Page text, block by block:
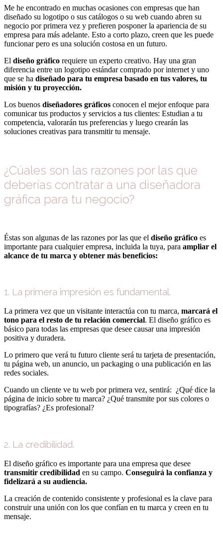
Me he encontrado en muchas ocasiones con empresas que han
diseñado su logotipo o sus catálogos o su web cuando abren su
negocio por primera vez y prefieren posponer la apariencia de su
empresa para más adelante. Esto a corto plazo, creen que les puede
funcionar pero es una solución costosa en un futuro.
El diseño gráfico requiere un experto creativo. Hay una gran
diferencia entre un logotipo estándar comprado por internet y uno
que se ha diseñado para tu empresa basado en tus valores, tu
misión y tu proyección.
Los buenos diseñadores gráficos conocen el mejor enfoque para
comunicar tus productos y servicios a tus clientes: Estudian a tu
competencia, valorarán tus preferencias y luego crearán las
soluciones creativas para transmitir tu mensaje.
¿Cúales son las razones por las que
deberías contratar a una diseñadora
gráfica para tu negocio?
Éstas son algunas de las razones por las que el diseño gráfico es
importante para cualquier empresa, incluida la tuya, para ampliar el
alcance de tu marca y obtener más beneficios:
1. La primera impresión es fundamental.
La primera vez que un visitante interactúa con tu marca, marcará el
tono para el resto de tu relación comercial. El diseño gráfico es
básico para todas las empresas que desee causar una impresión
positiva y duradera.
Lo primero que verá tu futuro cliente será tu tarjeta de presentación,
tu página web, un anuncio, un packaging o una publicación en las
redes sociales.
Cuando un cliente ve tu web por primera vez, sentirá: ¿Qué dice la
página de inicio sobre tu marca? ¿Qué transmite por sus colores o
tipografías? ¿Es profesional?
2. La credibilidad.
El diseño gráfico es importante para una empresa que desee
transmitir credibilidad en su campo. Conseguirá la confianza y
fidelizará a su audiencia.
La creación de contenido consistente y profesional es la clave para
construir una unión con los que confían en tu marca y creen en tu
mensaje.